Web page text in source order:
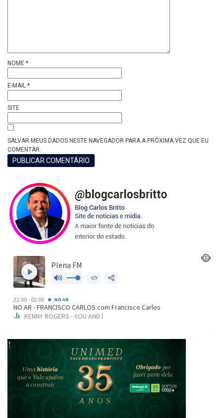
NOME *
E-MAIL *
SITE
SALVAR MEUS DADOS NESTE NAVEGADOR PARA A PRÓXIMA VEZ QUE EU
COMENTAR.